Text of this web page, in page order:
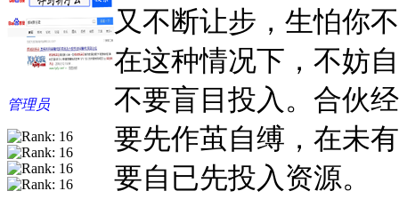
管理员
又不断让步，生怕你
在这种情况下，不妨
不要盲目投入。合伙
要先作茧自缚，在未
要自已先投入资源。